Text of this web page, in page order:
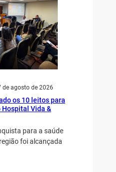
de agosto de 2026
os 10 leitos para
Hospital Vida &
para a saúde
foi alcançada